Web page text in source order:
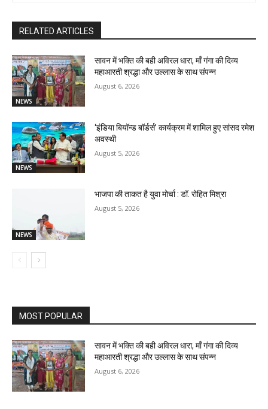
RELATED ARTICLES
NEWS
सावन में भक्ति की बही अविरल धारा, माँ गंगा की दिव्य
महाआरती श्रद्धा और उल्लास के साथ संपन्न
August 6, 2026
NEWS
‘इंडिया बियॉन्ड बॉर्डर्स’ कार्यक्रम में शामिल हुए सांसद रमेश
अवस्थी
August 5, 2026
NEWS
भाजपा की ताकत है युवा मोर्चा : डॉ. रोहित मिश्रा
August 5, 2026
MOST POPULAR
सावन में भक्ति की बही अविरल धारा, माँ गंगा की दिव्य
महाआरती श्रद्धा और उल्लास के साथ संपन्न
August 6, 2026